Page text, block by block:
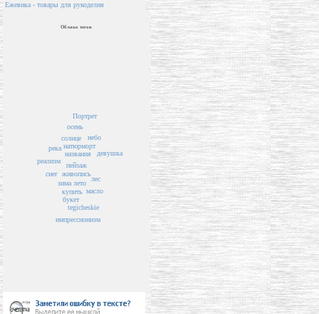
Ежевика - товары для рукоделия
Облако тегов
пейзаж
названия
живопись
лето
натюрморт
купить
солнце
лес
зима
осень
букет
масло
река
снег
tegicheskie
реализм
небо
импрессионизм
Портрет
девушка